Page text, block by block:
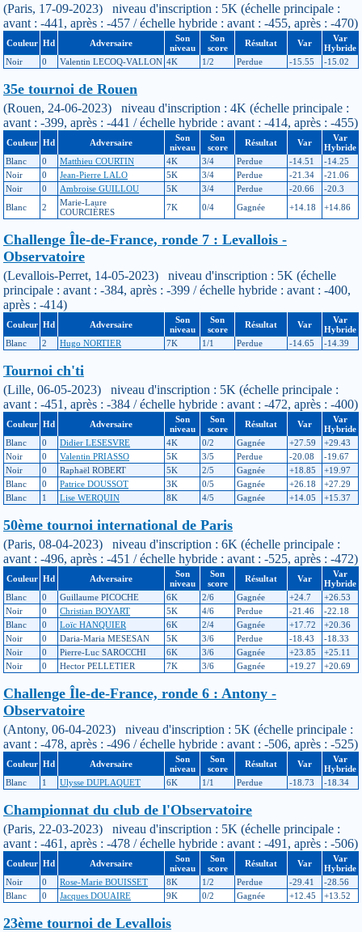
(Paris, 17-09-2023) niveau d'inscription : 5K (échelle principale :
avant : -441, après : -457 / échelle hybride : avant : -455, après : -470)
Couleur Hd Adversaire
Son
niveau
Son
score
Résultat Var
Var
Hybride
Noir
0 Valentin LECOQ-VALLON 4K 1/2 Perdue -15.55 -15.02
35e tournoi de Rouen
(Rouen, 24-06-2023) niveau d'inscription : 4K (échelle principale :
avant : -399, après : -441 / échelle hybride : avant : -414, après : -455)
Couleur Hd Adversaire
Son
niveau
Son
score
Résultat Var
Var
Hybride
Blanc
0 Matthieu COURTIN 4K 3/4 Perdue -14.51
-14.25
Noir
0 Jean-Pierre LALO 5K 3/4 Perdue -21.34
-21.06
Noir
0 Ambroise GUILLOU 5K 3/4 Perdue -20.66
-20.3
Blanc
2
Marie-Laure
COURCIÈRES
7K 0/4 Gagnée +14.18 +14.86
Challenge Île-de-France, ronde 7 : Levallois -
Observatoire
(Levallois-Perret, 14-05-2023) niveau d'inscription : 5K (échelle
principale : avant : -384, après : -399 / échelle hybride : avant : -400,
après : -414)
Couleur Hd Adversaire
Son
niveau
Son
score
Résultat Var
Var
Hybride
Blanc
2 Hugo NORTIER 7K 1/1 Perdue -14.65 -14.39
Tournoi ch'ti
(Lille, 06-05-2023) niveau d'inscription : 5K (échelle principale :
avant : -451, après : -384 / échelle hybride : avant : -472, après : -400)
Couleur Hd Adversaire
Son
niveau
Son
score
Résultat Var
Var
Hybride
Blanc
0 Didier LESESVRE 4K 0/2 Gagnée +27.59
+29.43
Noir
0 Valentin PRIASSO 5K 3/5 Perdue -20.08
-19.67
Noir
0 Raphaël ROBERT 5K 2/5 Gagnée +18.85
+19.97
Blanc
0 Patrice DOUSSOT 3K 0/5 Gagnée +26.18
+27.29
Blanc
1 Lise WERQUIN 8K 4/5 Gagnée +14.05 +15.37
50ème tournoi international de Paris
(Paris, 08-04-2023) niveau d'inscription : 6K (échelle principale :
avant : -496, après : -451 / échelle hybride : avant : -525, après : -472)
Couleur Hd Adversaire
Son
niveau
Son
score
Résultat Var
Var
Hybride
Blanc
0 Guillaume PICOCHE 6K 2/6 Gagnée +24.7
+26.53
Noir
0 Christian BOYART 5K 4/6 Perdue -21.46
-22.18
Blanc
0 Loïc HANQUIER 6K 2/4 Gagnée +17.72
+20.36
Noir
0 Daria-Maria MESESAN 5K 3/6 Perdue -18.43
-18.33
Noir
0 Pierre-Luc SAROCCHI 6K 3/6 Gagnée +23.85
+25.11
Noir
0 Hector PELLETIER 7K 3/6 Gagnée +19.27 +20.69
Challenge Île-de-France, ronde 6 : Antony -
Observatoire
(Antony, 06-04-2023) niveau d'inscription : 5K (échelle principale :
avant : -478, après : -496 / échelle hybride : avant : -506, après : -525)
Couleur Hd Adversaire
Son
niveau
Son
score
Résultat Var
Var
Hybride
Blanc
1 Ulysse DUPLAQUET 6K 1/1 Perdue -18.73 -18.34
Championnat du club de l'Observatoire
(Paris, 22-03-2023) niveau d'inscription : 5K (échelle principale :
avant : -461, après : -478 / échelle hybride : avant : -491, après : -506)
Couleur Hd Adversaire
Son
niveau
Son
score
Résultat Var
Var
Hybride
Noir
0 Rose-Marie BOUISSET 8K 1/2 Perdue -29.41
-28.56
Blanc
0 Jacques DOUAIRE 9K 0/2 Gagnée +12.45 +13.52
23ème tournoi de Levallois